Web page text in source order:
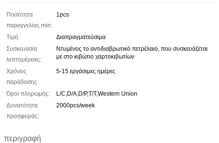
Ποσότητα
παραγγελίας min:
1pcs
Τιμή:
Διαπραγματεύσιμα
Συσκευασία
λεπτομέρειες:
Ντυμένος το αντιδιαβρωτικό πετρέλαιο, που συσκευάζεται
με στο κιβώτιο χαρτοκιβωτίων
Χρόνος
παράδοσης:
5-15 εργάσιμες ημέρες
Όροι πληρωμής:
L/C,D/A,D/P,T/T,Western Union
Δυνατότητα
προσφοράς:
2000pcs/week
περιγραφή